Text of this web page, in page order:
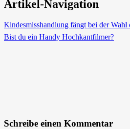
Artikel-Navigation
Kindesmisshandlung fängt bei der Wahl
Bist du ein Handy Hochkantfilmer?
Schreibe einen Kommentar